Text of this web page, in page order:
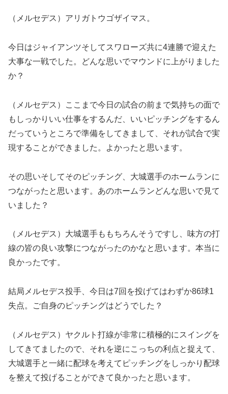
（メルセデス）アリガトウゴザイマス。
今日はジャイアンツそしてスワローズ共に4連勝で迎えた
大事な一戦でした。どんな思いでマウンドに上がりました
か？
（メルセデス）ここまで今日の試合の前まで気持ちの面で
もしっかりいい仕事をするんだ、いいピッチングをするん
だっていうところで準備をしてきまして、それが試合で実
現することができました。よかったと思います。
その思いそしてそのピッチング、大城選手のホームランに
つながったと思います。あのホームランどんな思いで見て
いました？
（メルセデス）大城選手ももちろんそうですし、味方の打
線の皆の良い攻撃につながったのかなと思います。本当に
良かったです。
結局メルセデス投手、今日は7回を投げてはわずか86球1
失点。ご自身のピッチングはどうでした？
（メルセデス）ヤクルト打線が非常に積極的にスイングを
してきてましたので、それを逆にこっちの利点と捉えて、
大城選手と一緒に配球を考えてピッチングをしっかり配球
を整えて投げることができて良かったと思います。